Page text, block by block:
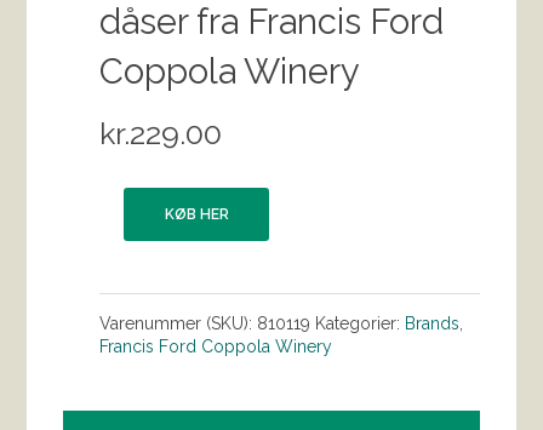
dåser fra Francis Ford
Coppola Winery
kr.229.00
KØB HER
Varenummer (SKU): 810119 Kategorier: Brands
Francis Ford Coppola Winery